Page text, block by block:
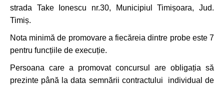
strada Take Ionescu nr.30, Municipiul Timișoara, Jud.
Timiș.
Nota minimă de promovare a fiecăreia dintre probe este 7
pentru funcțiile de execuție.
Persoana care a promovat concursul are obligația să
prezinte până la data semnării contractului individual de